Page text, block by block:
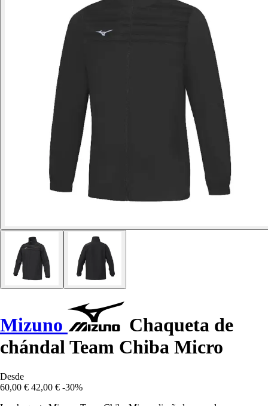
Mizuno
Chaqueta de
chándal Team Chiba Micro
Desde
60,00 € 42,00 € -30%